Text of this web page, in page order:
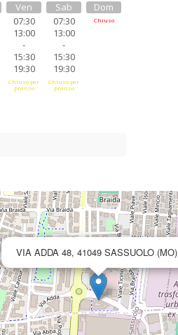
Ven
07:30
13:00
-
15:30
19:30
Chiuso per
pranzo
Sab
07:30
13:00
-
15:30
19:30
Chiuso per
pranzo
Dom
Chiuso
VIA ADDA 48, 41049 SASSUOLO (MO)